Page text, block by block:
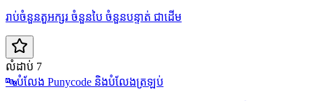
រាប់ចំនួនតួអក្សរ ចំនួនបៃ ចំនួនបន្ទាត់ ជាដើម
លំដាប់ 7
🔤បំលែង Punycode និងបំលែងត្រឡប់